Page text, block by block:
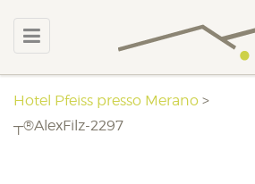
Hotel Pfeiss presso Merano >
┬®AlexFilz-2297